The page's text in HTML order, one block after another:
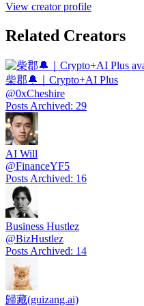
View creator profile
Related Creators
柴郡🔔｜Crypto+AI Plus
@0xCheshire
Posts Archived: 29
AI Will
@FinanceYF5
Posts Archived: 16
Business Hustlez
@BizHustlez
Posts Archived: 14
歸藏(guizang.ai)